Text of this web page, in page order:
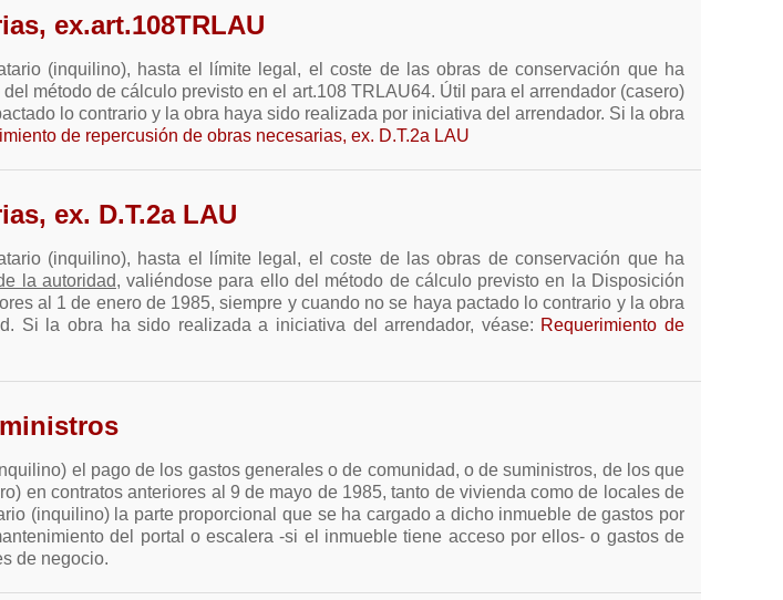
ex.art.108TRLAU
(inquilino), hasta el límite legal, el coste de las obras de conservación que ha
método de cálculo previsto en el art.108 TRLAU64. Útil para el arrendador (casero)
lo contrario y la obra haya sido realizada por iniciativa del arrendador. Si la obra
de repercusión de obras necesarias, ex. D.T.2a LAU
ex. D.T.2a LAU
(inquilino), hasta el límite legal, el coste de las obras de conservación que ha
la autoridad, valiéndose para ello del método de cálculo previsto en la Disposición
al 1 de enero de 1985, siempre y cuando no se haya pactado lo contrario y la obra
Si la obra ha sido realizada a iniciativa del arrendador, véase: Requerimiento de
el pago de los gastos generales o de comunidad, o de suministros, de los que
en contratos anteriores al 9 de mayo de 1985, tanto de vivienda como de locales de
(inquilino) la parte proporcional que se ha cargado a dicho inmueble de gastos por
del portal o escalera -si el inmueble tiene acceso por ellos- o gastos de
de negocio.